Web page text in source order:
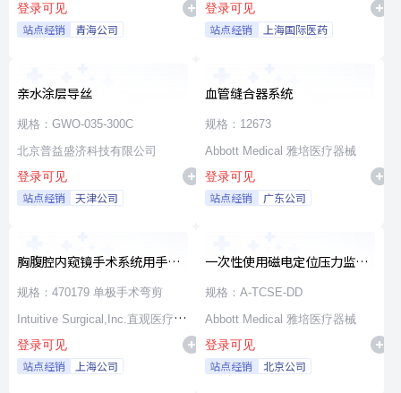
登录可见
站点经销 青海公司
登录可见
站点经销 上海国际医药
亲水涂层导丝
规格：GWO-035-300C
北京普益盛济科技有限公司
登录可见
站点经销 天津公司
血管缝合器系统
规格：12673
Abbott Medical 雅培医疗器械
登录可见
站点经销 广东公司
胸腹腔内窥镜手术系统用手术
器械
规格：470179 单极手术弯剪
Intuitive Surgical,Inc.直观医疗公
司
登录可见
站点经销 上海公司
一次性使用磁电定位压力监测
消融导管
规格：A-TCSE-DD
Abbott Medical 雅培医疗器械
登录可见
站点经销 北京公司